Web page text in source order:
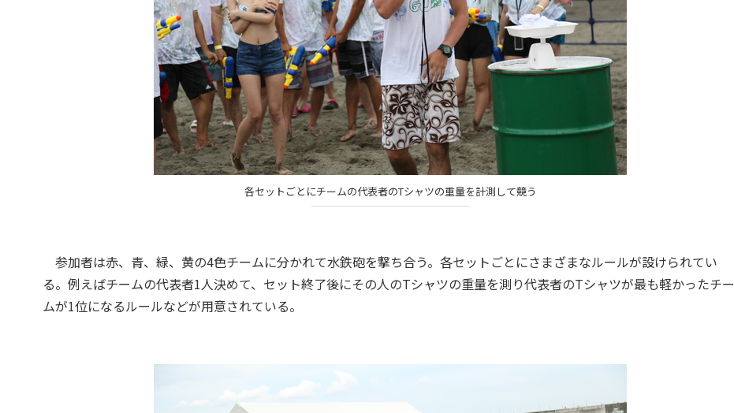
各セットごとにチームの代表者のTシャツの重量を計測して競う
参加者は赤、青、緑、黄の4色チームに分かれて水鉄砲を撃ち合う。各セットごとにさまざまなルールが設けられてい
る。例えばチームの代表者1人決めて、セット終了後にその人のTシャツの重量を測り代表者のTシャツが最も軽かったチー
ムが1位になるルールなどが用意されている。